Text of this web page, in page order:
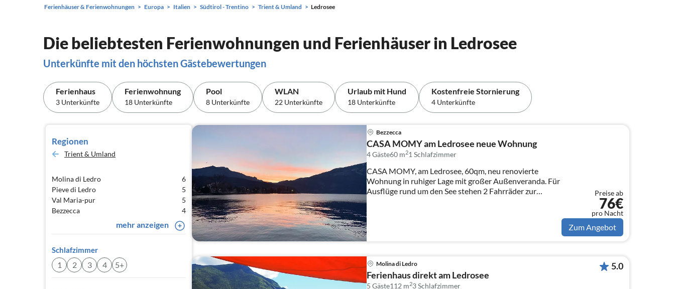
Ferienhäuser & Ferienwohnungen Europa Italien Südtirol - Trentino Trient & Umland Ledrosee
Die beliebtesten Ferienwohnungen und Ferienhäuser in Ledrosee
Unterkünfte mit den höchsten Gästebewertungen
Ferienhaus
3 Unterkünfte
Ferienwohnung
18 Unterkünfte
Pool
8 Unterkünfte
WLAN
22 Unterkünfte
Urlaub mit Hund
18 Unterkünfte
Kostenfreie Stornierung
4 Unterkünfte
Regionen
Trient & Umland
Molina di Ledro
6
Pieve di Ledro
5
Val Maria-pur
5
Bezzecca
4
mehr anzeigen
Schlafzimmer
1 2 3 4 5+
Bezzecca
CASA MOMY am Ledrosee neue Wohnung
4 Gäste60 m21Schlafzimmer
CASA MOMY, am Ledrosee, 60qm, neu renovierte
Wohnung in ruhiger Lage mit großer Außenveranda. Für
Ausflüge rund um den See stehen 2 Fahrräder zur
Preise ab
76€
pro Nacht
Zum Angebot
Molina di Ledro
Ferienhaus direkt am Ledrosee
5 Gäste112 m23Schlafzimmer
5.0